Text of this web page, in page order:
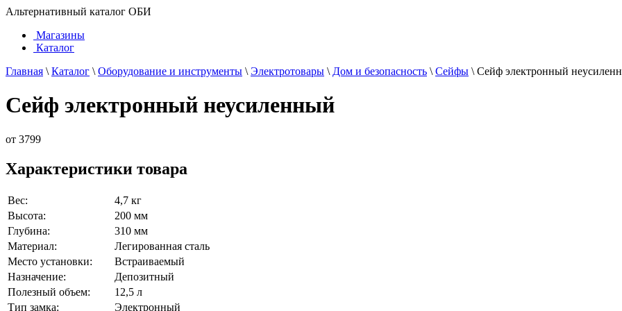
Альтернативный каталог ОБИ
Магазины
Каталог
Главная \ Каталог \ Оборудование и инструменты \ Электротовары \ Дом и безопасность \ Сейфы \ Сейф электронный
Сейф электронный неусиленный
от 3799
Характеристики товара
Вес:
4,7 кг
Высота:
200 мм
Глубина:
310 мм
Материал:
Легированная сталь
Место установки:
Встраиваемый
Назначение:
Депозитный
Полезный объем:
12,5 л
Тип замка:
Электронный